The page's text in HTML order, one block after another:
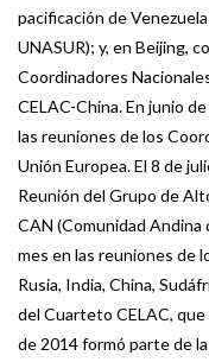
pacificación de
UNASUR); y, en Beijing,
Coordinadores
CELAC-China. En junio
las reuniones de los
Unión Europea. El 8 de
Reunión del Grupo de
CAN (Comunidad Andina
mes en las reuniones de
Rusia, India, China,
del Cuarteto CELAC,
de 2014 formó parte de